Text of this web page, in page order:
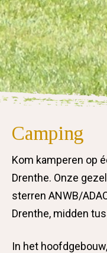
Camping
Kom kamperen op
Drenthe. Onze
sterren ANWB/
Drenthe, midden
In het